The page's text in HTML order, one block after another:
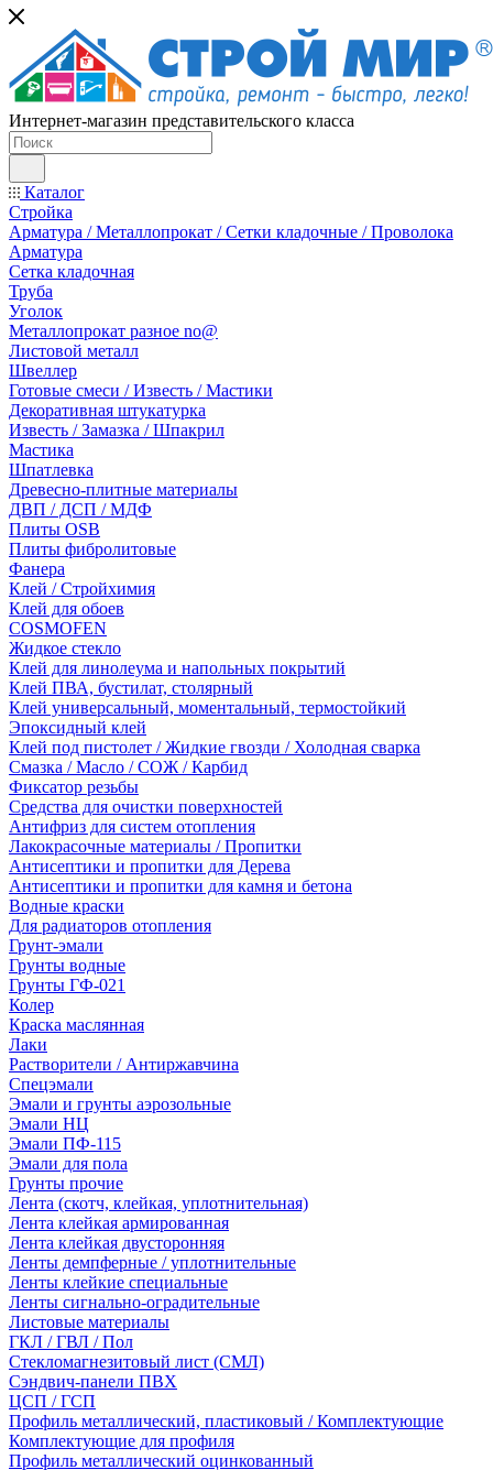
Интернет-магазин представительского класса
Каталог
Стройка
Арматура / Металлопрокат / Сетки кладочные / Проволока
Арматура
Сетка кладочная
Труба
Уголок
Металлопрокат разное no@
Листовой металл
Швеллер
Готовые смеси / Известь / Мастики
Декоративная штукатурка
Известь / Замазка / Шпакрил
Мастика
Шпатлевка
Древесно-плитные материалы
ДВП / ДСП / МДФ
Плиты OSB
Плиты фибролитовые
Фанера
Клей / Стройхимия
Клей для обоев
COSMOFEN
Жидкое стекло
Клей для линолеума и напольных покрытий
Клей ПВА, бустилат, столярный
Клей универсальный, моментальный, термостойкий
Эпоксидный клей
Клей под пистолет / Жидкие гвозди / Холодная сварка
Смазка / Масло / СОЖ / Карбид
Фиксатор резьбы
Средства для очистки поверхностей
Антифриз для систем отопления
Лакокрасочные материалы / Пропитки
Антисептики и пропитки для Дерева
Антисептики и пропитки для камня и бетона
Водные краски
Для радиаторов отопления
Грунт-эмали
Грунты водные
Грунты ГФ-021
Колер
Краска маслянная
Лаки
Растворители / Антиржавчина
Спецэмали
Эмали и грунты аэрозольные
Эмали НЦ
Эмали ПФ-115
Эмали для пола
Грунты прочие
Лента (скотч, клейкая, уплотнительная)
Лента клейкая армированная
Лента клейкая двусторонняя
Ленты демпферные / уплотнительные
Ленты клейкие специальные
Ленты сигнально-оградительные
Листовые материалы
ГКЛ / ГВЛ / Пол
Стекломагнезитовый лист (СМЛ)
Сэндвич-панели ПВХ
ЦСП / ГСП
Профиль металлический, пластиковый / Комплектующие
Комплектующие для профиля
Профиль металлический оцинкованный